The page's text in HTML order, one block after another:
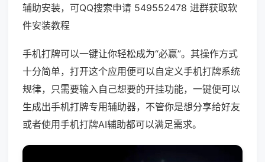
辅助安装，可QQ搜索申请 549552478 进群获取软
件安装教程
手机打牌可以一键让你轻松成为“必赢”。其操作方式
十分简单，打开这个应用便可以自定义手机打牌系统
规律，只需要输入自己想要的开挂功能，一键便可以
生成出手机打牌专用辅助器，不管你是想分享给好友
或者使用手机打牌AI辅助都可以满足需求。